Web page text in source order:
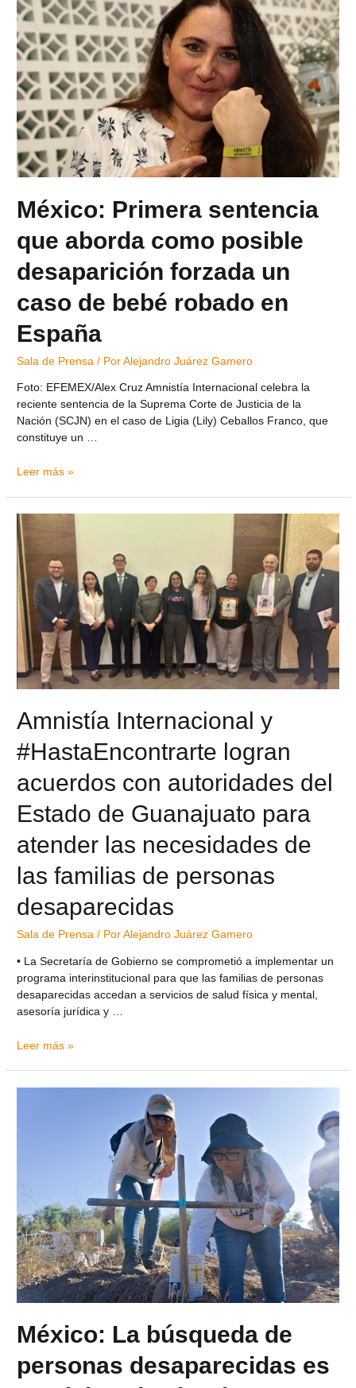
México: Primera sentencia
que aborda como posible
desaparición forzada un
caso de bebé robado en
España
Sala de Prensa / PorAlejandro Juárez Gamero
Foto: EFEMEX/Alex Cruz Amnistía Internacional celebra la
reciente sentencia de la Suprema Corte de Justicia de la
Nación (SCJN) en el caso de Ligia (Lily) Ceballos Franco, que
constituye un …
Leer más »
Amnistía Internacional y
#HastaEncontrarte logran
acuerdos con autoridades del
Estado de Guanajuato para
atender las necesidades de
las familias de personas
desaparecidas
Sala de Prensa / PorAlejandro Juárez Gamero
• La Secretaría de Gobierno se comprometió a implementar un
programa interinstitucional para que las familias de personas
desaparecidas accedan a servicios de salud física y mental,
asesoría jurídica y …
Leer más »
México: La búsqueda de
personas desaparecidas es